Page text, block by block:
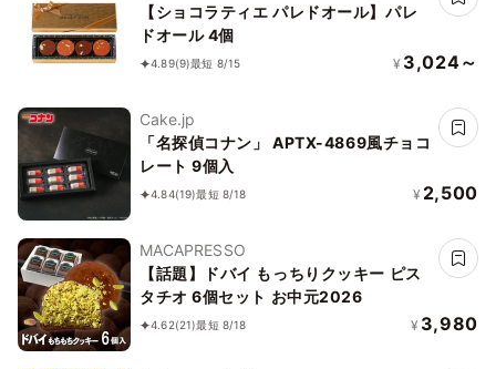
【ショコラティエ パレドオール】パレ
ドオール 4個
4.89(9)最短 8/15 ¥ 3,024～
Cake.jp
「名探偵コナン」 APTX-4869風チョコ
レート 9個入
4.84(19)最短 8/18 ¥ 2,500
MACAPRESSO
【話題】ドバイ もっちりクッキー ピス
タチオ 6個セット お中元2026
4.62(21)最短 8/18 ¥ 3,980